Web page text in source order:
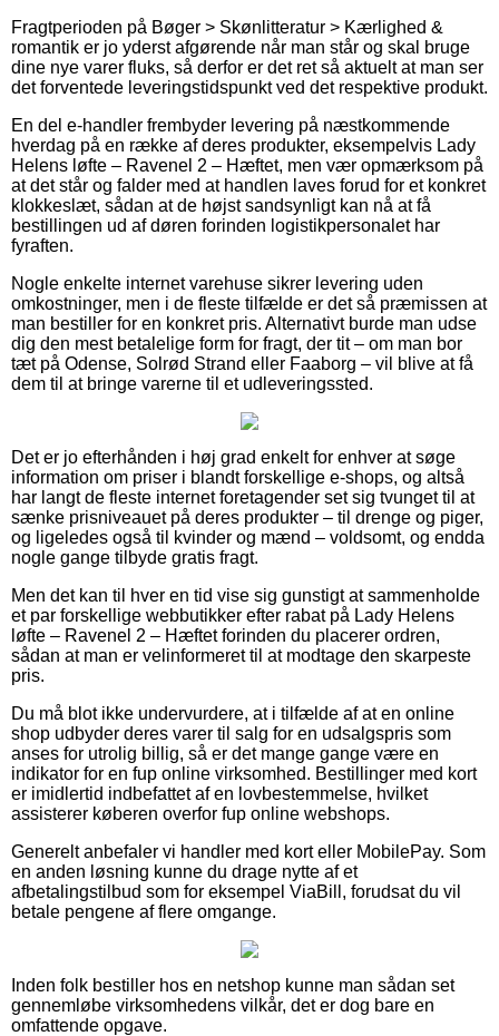
Fragtperioden på Bøger > Skønlitteratur > Kærlighed &
romantik er jo yderst afgørende når man står og skal bruge
dine nye varer fluks, så derfor er det ret så aktuelt at man ser
det forventede leveringstidspunkt ved det respektive produkt.
En del e-handler frembyder levering på næstkommende
hverdag på en række af deres produkter, eksempelvis Lady
Helens løfte – Ravenel 2 – Hæftet, men vær opmærksom på
at det står og falder med at handlen laves forud for et konkret
klokkeslæt, sådan at de højst sandsynligt kan nå at få
bestillingen ud af døren forinden logistikpersonalet har
fyraften.
Nogle enkelte internet varehuse sikrer levering uden
omkostninger, men i de fleste tilfælde er det så præmissen at
man bestiller for en konkret pris. Alternativt burde man udse
dig den mest betalelige form for fragt, der tit – om man bor
tæt på Odense, Solrød Strand eller Faaborg – vil blive at få
dem til at bringe varerne til et udleveringssted.
Det er jo efterhånden i høj grad enkelt for enhver at søge
information om priser i blandt forskellige e-shops, og altså
har langt de fleste internet foretagender set sig tvunget til at
sænke prisniveauet på deres produkter – til drenge og piger,
og ligeledes også til kvinder og mænd – voldsomt, og endda
nogle gange tilbyde gratis fragt.
Men det kan til hver en tid vise sig gunstigt at sammenholde
et par forskellige webbutikker efter rabat på Lady Helens
løfte – Ravenel 2 – Hæftet forinden du placerer ordren,
sådan at man er velinformeret til at modtage den skarpeste
pris.
Du må blot ikke undervurdere, at i tilfælde af at en online
shop udbyder deres varer til salg for en udsalgspris som
anses for utrolig billig, så er det mange gange være en
indikator for en fup online virksomhed. Bestillinger med kort
er imidlertid indbefattet af en lovbestemmelse, hvilket
assisterer køberen overfor fup online webshops.
Generelt anbefaler vi handler med kort eller MobilePay. Som
en anden løsning kunne du drage nytte af et
afbetalingstilbud som for eksempel ViaBill, forudsat du vil
betale pengene af flere omgange.
Inden folk bestiller hos en netshop kunne man sådan set
gennemløbe virksomhedens vilkår, det er dog bare en
omfattende opgave.